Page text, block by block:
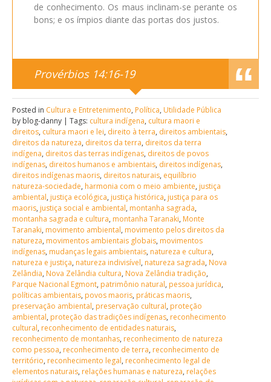
de conhecimento. Os maus inclinam-se perante os
bons; e os ímpios diante das portas dos justos.
Provérbios 14:16-19
Posted in Cultura e Entretenimento, Política, Utilidade Pública
by blog-danny | Tags: cultura indígena, cultura maori e
direitos, cultura maori e lei, direito à terra, direitos ambientais,
direitos da natureza, direitos da terra, direitos da terra
indígena, direitos das terras indígenas, direitos de povos
indígenas, direitos humanos e ambientais, direitos indígenas,
direitos indígenas maoris, direitos naturais, equilíbrio
natureza-sociedade, harmonia com o meio ambiente, justiça
ambiental, justiça ecológica, justiça histórica, justiça para os
maoris, justiça social e ambiental, montanha sagrada,
montanha sagrada e cultura, montanha Taranaki, Monte
Taranaki, movimento ambiental, movimento pelos direitos da
natureza, movimentos ambientais globais, movimentos
indígenas, mudanças legais ambientais, natureza e cultura,
natureza e justiça, natureza indivisível, natureza sagrada, Nova
Zelândia, Nova Zelândia cultura, Nova Zelândia tradição,
Parque Nacional Egmont, patrimônio natural, pessoa jurídica,
políticas ambientais, povos maoris, práticas maoris,
preservação ambiental, preservação cultural, proteção
ambiental, proteção das tradições indígenas, reconhecimento
cultural, reconhecimento de entidades naturais,
reconhecimento de montanhas, reconhecimento de natureza
como pessoa, reconhecimento de terra, reconhecimento de
território, reconhecimento legal, reconhecimento legal de
elementos naturais, relações humanas e natureza, relações